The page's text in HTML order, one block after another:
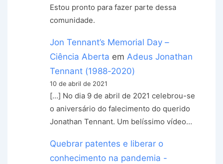
Estou pronto para fazer parte dessa
comunidade.
Jon Tennant’s Memorial Day –
Ciência Aberta emAdeus Jonathan
Tennant (1988-2020)
10 de abril de 2021
[…] No dia 9 de abril de 2021 celebrou-se
o aniversário do falecimento do querido
Jonathan Tennant. Um belíssimo vídeo…
Quebrar patentes e liberar o
conhecimento na pandemia -